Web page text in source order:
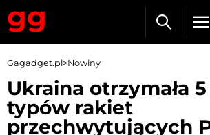
Gagadget.pl>Nowiny
Ukraina otrzymała
typów rakiet
przechwytujących